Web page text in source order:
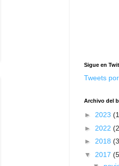
Sigue en
Tweets
Archivo del
► 2023
► 2022
► 2018
▼ 2017